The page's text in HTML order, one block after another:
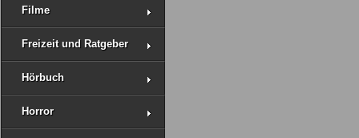
Filme
Freizeit und Ratgeber
Hörbuch
Horror